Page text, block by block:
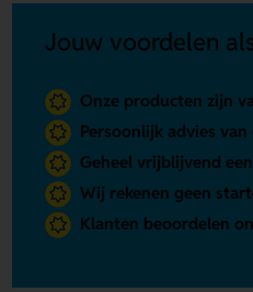
Jouw voordelen
Onze producten zijn
Persoonlijk advies
Geheel vrijblijvend
Wij rekenen geen
Klanten beoordelen